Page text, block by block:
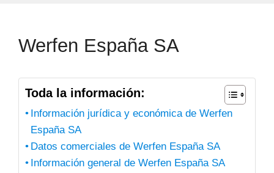
Werfen España SA
Toda la información:
Información jurídica y económica de Werfen
España SA
Datos comerciales de Werfen España SA
Información general de Werfen España SA